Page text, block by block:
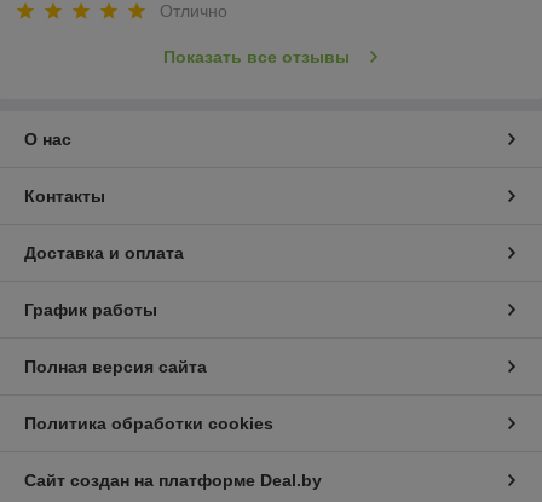
Отлично
Показать все отзывы
О нас
Контакты
Доставка и оплата
График работы
Полная версия сайта
Политика обработки cookies
Сайт создан на платформе Deal.by